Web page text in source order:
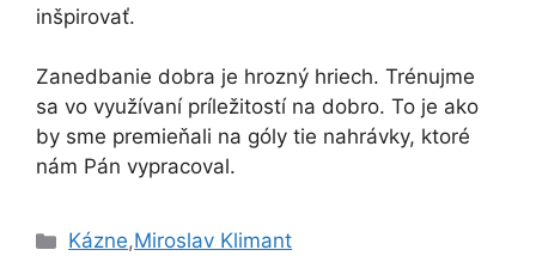
inšpirovať.
Zanedbanie dobra je hrozný hriech. Trénujme
sa vo využívaní príležitostí na dobro. To je ako
by sme premieňali na góly tie nahrávky, ktoré
nám Pán vypracoval.
Kategórie
Kázne,Miroslav Klimant